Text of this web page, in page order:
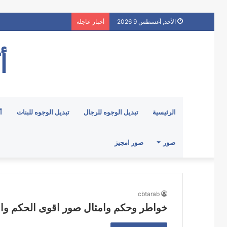
الأحد, أغسطس 9 2026 أخبار عاجلة
الرئيسية تبديل الوجوه للرجال تبديل الوجوه للبنات
صور صور امجيز
cbtarab
خواطر وحكم وامثال صور اقوى الحكم